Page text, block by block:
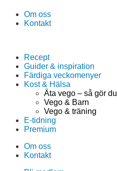
Om oss
Kontakt
Recept
Guider & inspiration
Färdiga veckomenyer
Kost & Hälsa
Äta vego – så gör du
Vego & Barn
Vego & träning
E-tidning
Premium
Om oss
Kontakt